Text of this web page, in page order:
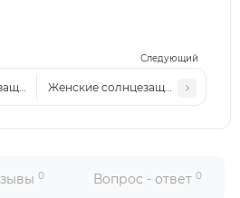
Следующий
очки Bal 212 c3
Женские cолнцезащитные очки
0 Вопрос - ответ 0